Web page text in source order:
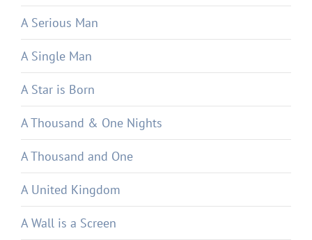
A Serious Man
A Single Man
A Star is Born
A Thousand & One Nights
A Thousand and One
A United Kingdom
A Wall is a Screen